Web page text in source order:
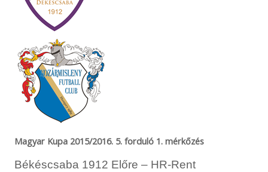
Magyar Kupa 2015/2016. 5. forduló 1. mérkőzés
Békéscsaba 1912 Előre – HR-Rent